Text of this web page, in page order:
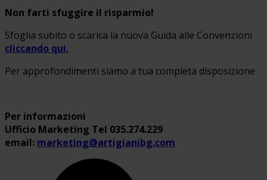
Non farti sfuggire il risparmio!
Sfoglia subito o scarica la nuova Guida alle Convenzioni
cliccando qui.
Per approfondimenti siamo a tua completa disposizione
Per informazioni
Ufficio Marketing Tel 035.274.229
email: marketing@artigianibg.com